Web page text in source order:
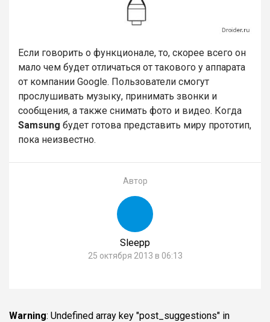
Если говорить о функционале, то, скорее всего он
мало чем будет отличаться от такового у аппарата
от компании Google. Пользователи смогут
прослушивать музыку, принимать звонки и
сообщения, а также снимать фото и видео. Когда
Samsung будет готова представить миру прототип,
пока неизвестно.
Автор
Sleepp
25 октября 2013 в 06:13
Warning: Undefined array key "post_suggestions" in